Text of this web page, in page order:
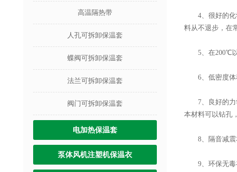
高温隔热带
人孔可拆卸保温套
蝶阀可拆卸保温套
法兰可拆卸保温套
阀门可拆卸保温套
电加热保温套
泵体风机注塑机保温衣
4、很好的化学
料从不退步，在
5、在200℃以
6、低密度体积
7、良好的力学
本材料可以钻孔
8、隔音减震本
9、环保无毒在